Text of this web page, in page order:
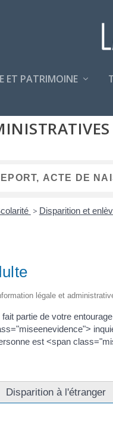
ET PATRIMOINE
> Disparition et
légale et
partie de votre
est <span
Disparition à l'étranger